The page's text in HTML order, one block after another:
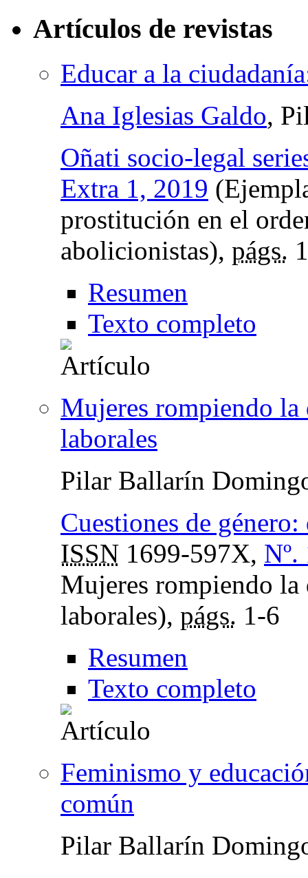
Artículos de revistas
Educar a la
Ana Iglesias Galdo,
Oñati socio-legal
Extra 1, 2019
prostitución en el
abolicionistas), págs.
Resumen
Texto completo
Mujeres rompiendo la
laborales
Pilar Ballarín
Cuestiones de
ISSN 1699-597X,
Mujeres rompiendo la
laborales), págs. 1-6
Resumen
Texto completo
Feminismo y
común
Pilar Ballarín